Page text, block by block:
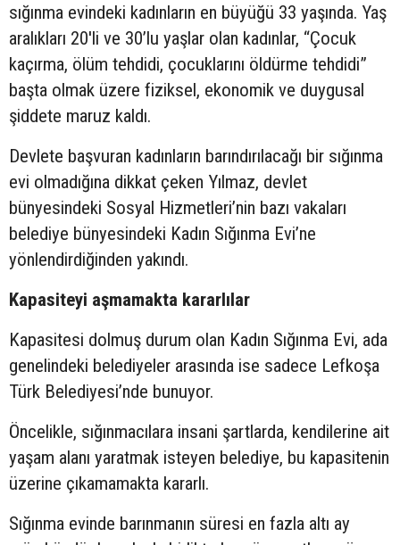
sığınma evindeki kadınların en büyüğü 33 yaşında. Yaş
aralıkları 20'li ve 30’lu yaşlar olan kadınlar, “Çocuk
kaçırma, ölüm tehdidi, çocuklarını öldürme tehdidi”
başta olmak üzere fiziksel, ekonomik ve duygusal
şiddete maruz kaldı.
Devlete başvuran kadınların barındırılacağı bir sığınma
evi olmadığına dikkat çeken Yılmaz, devlet
bünyesindeki Sosyal Hizmetleri’nin bazı vakaları
belediye bünyesindeki Kadın Sığınma Evi’ne
yönlendirdiğinden yakındı.
Kapasiteyi aşmamakta kararlılar
Kapasitesi dolmuş durum olan Kadın Sığınma Evi, ada
genelindeki belediyeler arasında ise sadece Lefkoşa
Türk Belediyesi’nde bunuyor.
Öncelikle, sığınmacılara insani şartlarda, kendilerine ait
yaşam alanı yaratmak isteyen belediye, bu kapasitenin
üzerine çıkamamakta kararlı.
Sığınma evinde barınmanın süresi en fazla altı ay